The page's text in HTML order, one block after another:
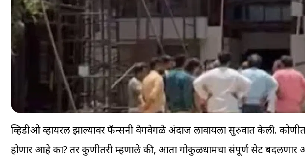
व्हिडीओ व्हायरल झाल्यावर फॅन्सनी वेगवेगळे अंदाज लावायला सुरुवात केली.
होणार आहे का? तर कुणीतरी म्हणाले की, आता गोकुळधामचा संपूर्ण सेट बदलणार